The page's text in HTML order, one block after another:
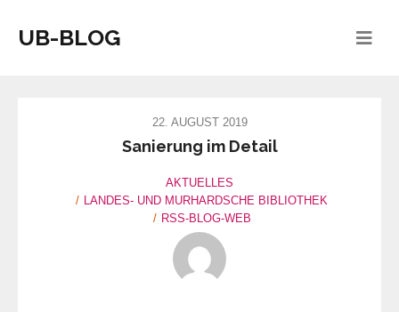
UB-BLOG
22. AUGUST 2019
Sanierung im Detail
AKTUELLES
LANDES- UND MURHARDSCHE BIBLIOTHEK
RSS-BLOG-WEB